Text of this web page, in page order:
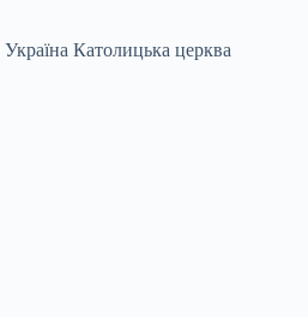
Католицька церква